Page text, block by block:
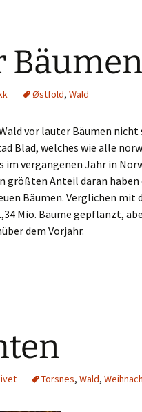
Bäumen
Østfold, Wald
vor lauter Bäumen nicht
Blad, welches wie alle
vergangenen Jahr in
größten Anteil daran haben
Bäumen. Verglichen mit
Mio. Bäume gepflanzt,
dem Vorjahr.
Torsnes, Wald,